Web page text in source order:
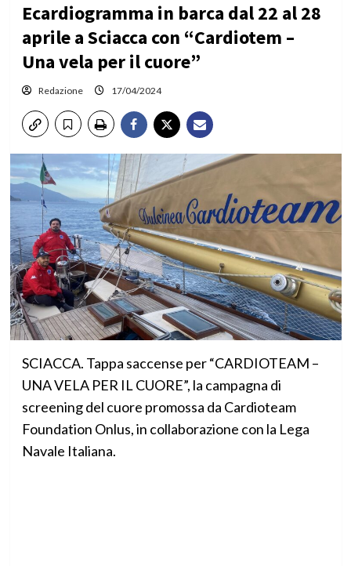
Ecardiogramma in barca dal 22 al 28
aprile a Sciacca con “Cardiotem –
Una vela per il cuore”
Redazione 17/04/2024
SCIACCA. Tappa saccense per “CARDIOTEAM –
UNA VELA PER IL CUORE”, la campagna di
screening del cuore promossa da Cardioteam
Foundation Onlus, in collaborazione con la Lega
Navale Italiana.